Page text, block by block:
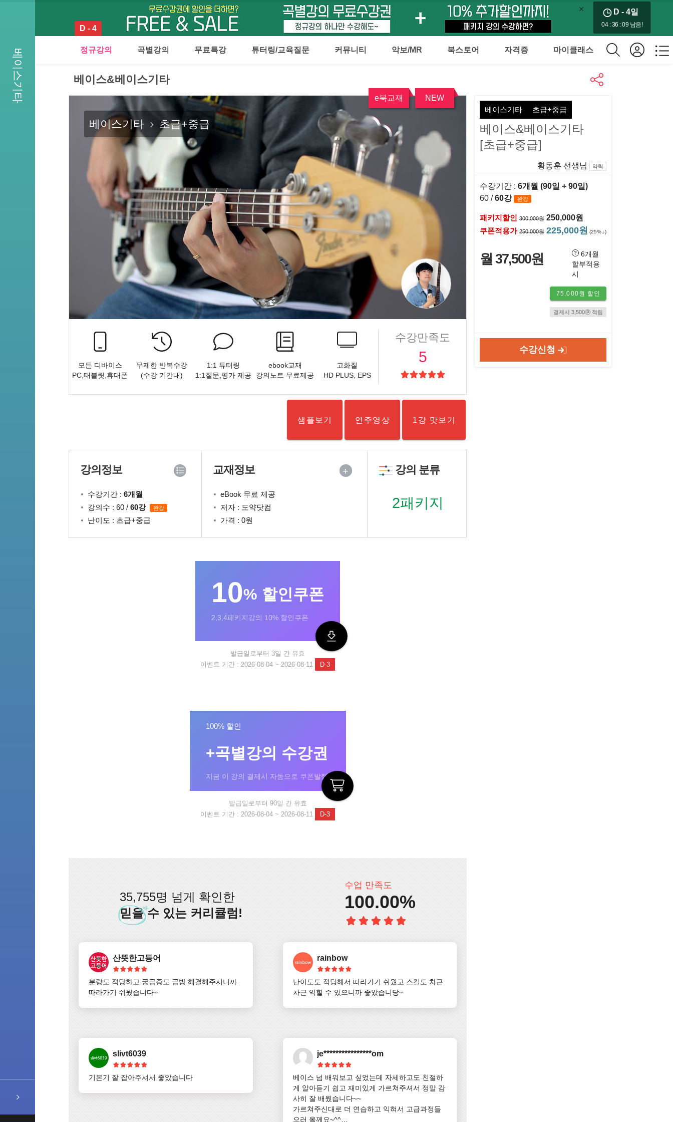
D - 4
D - 4일
04 : 36 : 07 남음!
정규강의 곡별강의 무료특강 튜터링/교육질문 커뮤니티 악보/MR 북스토어 자격증 마이클래스
베이스기타 베이스&베이스기타
NEW
e북교재
베이스기타 초급+중급
모든 디바이스
PC,태블릿,휴대폰
무제한 반복수강
(수강 기간내)
1:1 튜터링
1:1질문,평가 제공
ebook교재
강의노트 무료제공
고화질
HD PLUS, EPS
수강만족도
5
샘플보기 연주영상 1강 맛보기
강의정보
수강기간 : 6개월
강의수 : 60 / 60강 완강
난이도 : 초급+중급
교재정보 +
eBook 무료 제공
저자 : 도약닷컴
가격 : 0원
강의 분류
2패키지
10% 할인쿠폰
2,3,4패키지강의 10% 할인쿠폰
발급일로부터 3일 간 유효
이벤트 기간 : 2026-08-04 ~ 2026-08-11
D-3
100% 할인
+곡별강의 수강권
지금 이 강의 결제시 자동으로 쿠폰발행!
발급일로부터 90일 간 유효
이벤트 기간 : 2026-08-04 ~ 2026-08-11
D-3
35,755명 넘게 확인한
믿을수 있는 커리큘럼!
수업 만족도
100.00%
산뜻한고등어
분량도 적당하고 궁금증도 금방 해결해주시니까
따라가기 쉬웠습니다~
rainbow
난이도도 적당해서 따라가기 쉬웠고 스킬도 차근
차근 익힐 수 있으니까 좋았습니당~
slivt6039
기본기 잘 잡아주셔서 좋았습니다
je****************om
베이스 넘 배워보고 싶었는데 자세하고도 친절하
게 알아듣기 쉽고 재미있게 가르쳐주셔서 정말 감
사히 잘 배웠습니다~~
가르쳐주신대로 더 연습하고 익혀서 고급과정들
으러 올께요~^^
베이스기타 초급+중급
베이스&베이스기타
[초급+중급]
황동훈 선생님 약력
수강기간 : 6개월 (90일 + 90일)
60 /60강 완강
패키지할인 300,000원 250,000원
쿠폰적용가 250,000원 225,000원 (25% )
월 37,500원
6개월
할부적용
시
75,000원 할인
결제시 3,500ⓟ 적립
수강신청